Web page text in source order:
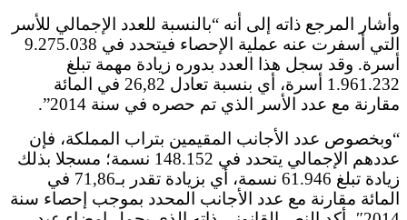
وأشار المرجع ذاته إلى أنه “بالنسبة للعدد الإجمالي للأسر
التي أسفرت عنه عملية الإحصاء فيتحدد في 9.275.038
أسرة. وقد سجل هذا العدد بدوره زيادة مهمة تبلغ
1.961.232 أسرة، أي بنسبة تعادل 26,82 في المائة
مقارنة مع عدد الأسر الذي تم حصره في سنة 2014”.
“وبخصوص عدد الأجانب المقيمين بتراب المملكة، فإن
عددهم الإجمالي يتحدد في 148.152 نسمة؛ مسجلا بذلك
زيادة تبلغ 61.946 نسمة، أي بزيادة تقدر بـ71,86 في
المائة مقارنة مع عدد الأجانب المحدد بموجب إحصاء سنة